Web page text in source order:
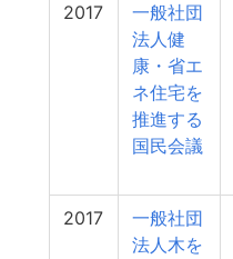
2017
一般社団
法人健
康・省エ
ネ住宅を
推進する
国民会議
2017
一般社団
法人木を